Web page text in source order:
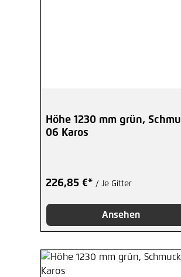
Höhe 1230 mm grün,
06 Karos
226,85 €* / Je Gitter
Ansehen